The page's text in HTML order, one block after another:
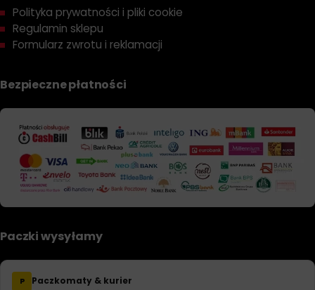
Polityka prywatności i pliki cookie
Regulamin sklepu
Formularz zwrotu i reklamacji
Bezpieczne płatności
Paczki wysyłamy
P Paczkomaty & kurier